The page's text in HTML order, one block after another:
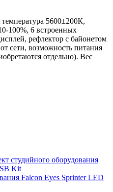
5600±200К,
100%, 6 встроенных
рефлектор с байонетом
сети, возможность питания
отдельно). Вес
Falcon Eyes Sprinter LED